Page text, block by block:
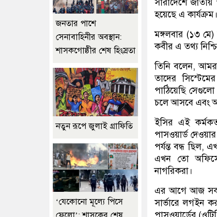
হয়েছে এ
মঙ্গলবার (১৩
কবীর এ তথ্য
তিনি বলেন,
তাদের
পাঠিয়েছি
চলে আসবে এবং
ইসির এই
পাসওয়ার্ড
পর্যন্ত বন্ধ ছিল,
এখন তো
নাগরিকরা।
এর আগে আজ
সার্ভারে লগইন
পাসওয়ার্ডের
জনতার পাশে
সেনাবাহিনীর অবস্থান:
শাসকগোষ্ঠীর শেষ হিংস্রতা
নতুন রূপে জুলাই গ্রাফিতি
‘যেকোনো মূল্যে পিসে